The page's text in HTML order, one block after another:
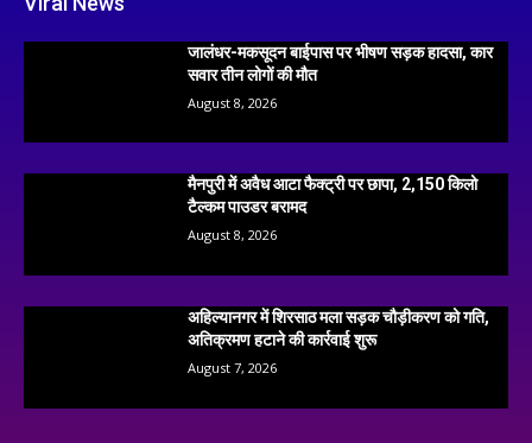
जालंधर-मकसूदन बाईपास पर भीषण सड़क हादसा, कार
सवार तीन लोगों की मौत
August 8, 2026
मैनपुरी में अवैध आटा फैक्ट्री पर छापा, 2,150 किलो
टैल्कम पाउडर बरामद
August 8, 2026
अहिल्यानगर में शिरसाठ मला सड़क चौड़ीकरण को गति,
अतिक्रमण हटाने की कार्रवाई शुरू
August 7, 2026